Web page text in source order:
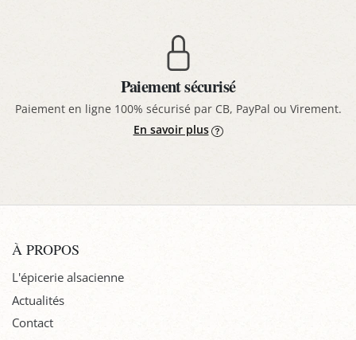
Paiement sécurisé
Paiement en ligne 100% sécurisé par CB, PayPal ou Virement.
En savoir plus
À PROPOS
L'épicerie alsacienne
Actualités
Contact